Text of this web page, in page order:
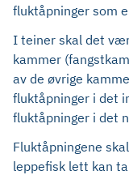
fluktåpninger som
I teiner skal det
kammer
av de øvrige
fluktåpninger i det
fluktåpninger i det
Fluktåpningene
leppefisk lett kan